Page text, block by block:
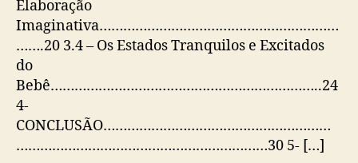
Elaboração
Imaginativa……………………………………………………
…….20 3.4 – Os Estados Tranquilos e Excitados
do
Bebê…………………………………………………………..24
4-
CONCLUSÃO…………………………………………………
………………………………………………………30 5- […]